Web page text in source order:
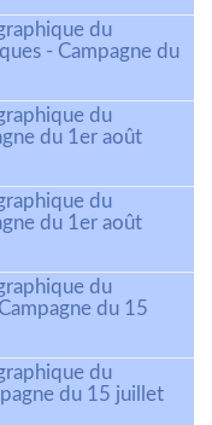
du
- Campagne du
du
du 1er août
du
du 1er août
du
du 15
du
du 15 juillet